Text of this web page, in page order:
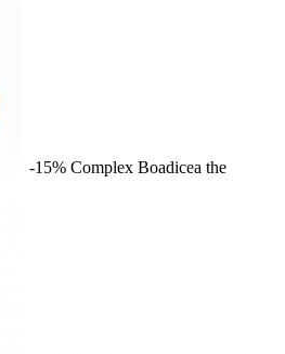
-15% Complex Boadicea the